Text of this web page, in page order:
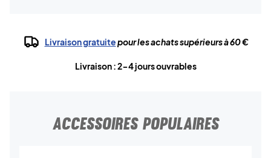
Livraison gratuitepour les achats supérieurs à 60 €
Livraison : 2-4 jours ouvrables
ACCESSOIRES POPULAIRES